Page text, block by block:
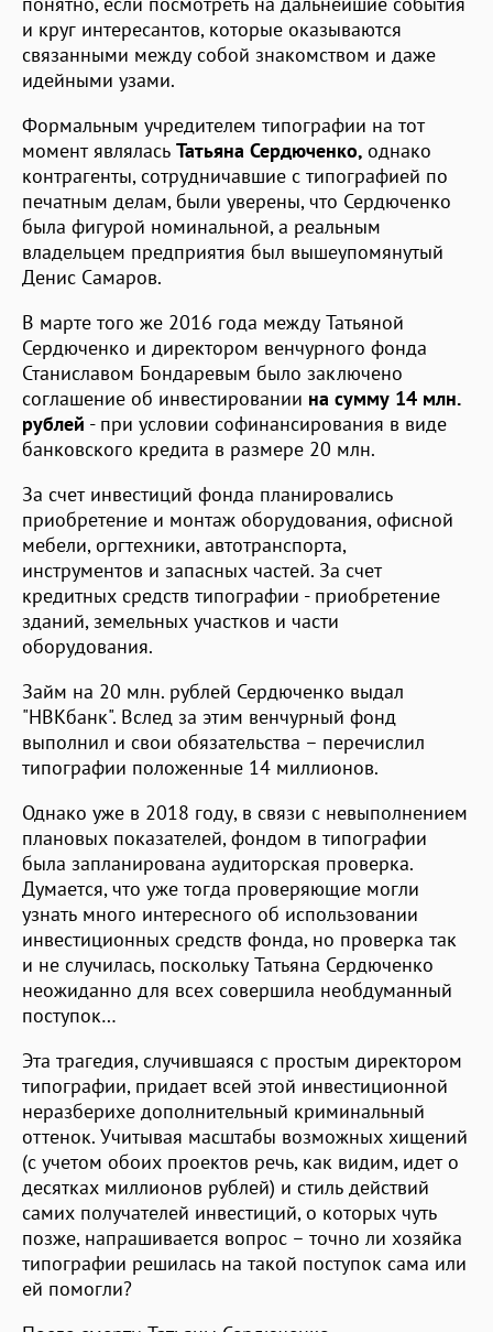
и круг интересантов, которые оказываются
связанными между собой знакомством и даже
идейными узами.
Формальным учредителем типографии на тот
момент являлась Татьяна Сердюченко, однако
контрагенты, сотрудничавшие с типографией по
печатным делам, были уверены, что Сердюченко
была фигурой номинальной, а реальным
владельцем предприятия был вышеупомянутый
Денис Самаров.
В марте того же 2016 года между Татьяной
Сердюченко и директором венчурного фонда
Станиславом Бондаревым было заключено
соглашение об инвестировании на сумму 14 млн.
рублей - при условии софинансирования в виде
банковского кредита в размере 20 млн.
За счет инвестиций фонда планировались
приобретение и монтаж оборудования, офисной
мебели, оргтехники, автотранспорта,
инструментов и запасных частей. За счет
кредитных средств типографии - приобретение
зданий, земельных участков и части
оборудования.
Займ на 20 млн. рублей Сердюченко выдал
"НВКбанк". Вслед за этим венчурный фонд
выполнил и свои обязательства – перечислил
типографии положенные 14 миллионов.
Однако уже в 2018 году, в связи с невыполнением
плановых показателей, фондом в типографии
была запланирована аудиторская проверка.
Думается, что уже тогда проверяющие могли
узнать много интересного об использовании
инвестиционных средств фонда, но проверка так
и не случилась, поскольку Татьяна Сердюченко
неожиданно для всех совершила необдуманный
поступок…
Эта трагедия, случившаяся с простым директором
типографии, придает всей этой инвестиционной
неразберихе дополнительный криминальный
оттенок. Учитывая масштабы возможных хищений
(с учетом обоих проектов речь, как видим, идет о
десятках миллионов рублей) и стиль действий
самих получателей инвестиций, о которых чуть
позже, напрашивается вопрос – точно ли хозяйка
типографии решилась на такой поступок сама или
ей помогли?